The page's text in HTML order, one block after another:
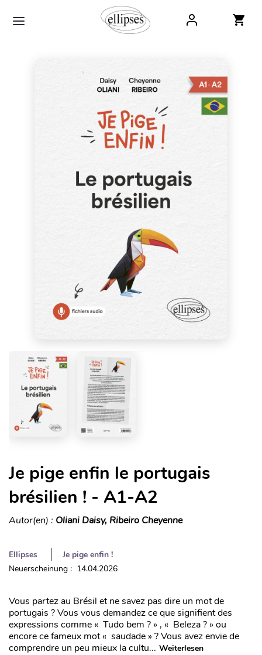
Je pige enfin le portugais
brésilien ! - A1-A2
Autor(en) : Oliani Daisy, Ribeiro Cheyenne
Ellipses
Je pige enfin !
Neuerscheinung : 14.04.2026
Vous partez au Brésil et ne savez pas dire un mot de
portugais ? Vous vous demandez ce que signifient des
expressions comme « Tudo bem ? » , « Beleza ? » ou
encore ce fameux mot « saudade » ? Vous avez envie de
comprendre un peu mieux la cultu... Weiterlesen